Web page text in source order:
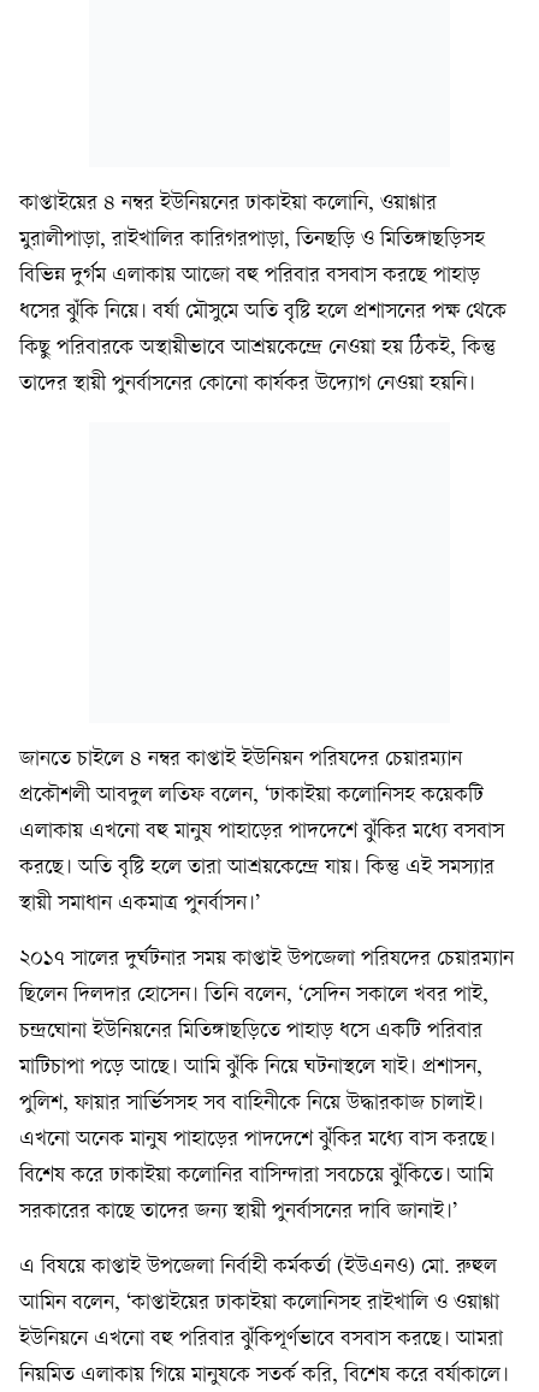
কাপ্তাইয়ের ৪ নম্বর ইউনিয়নের ঢাকাইয়া কলোনি, ওয়াগ্গার
মুরালীপাড়া, রাইখালির কারিগরপাড়া, তিনছড়ি ও মিতিঙ্গাছড়িসহ
বিভিন্ন দুর্গম এলাকায় আজো বহু পরিবার বসবাস করছে পাহাড়
ধসের ঝুঁকি নিয়ে। বর্ষা মৌসুমে অতি বৃষ্টি হলে প্রশাসনের পক্ষ থেকে
কিছু পরিবারকে অস্থায়ীভাবে আশ্রয়কেন্দ্রে নেওয়া হয় ঠিকই, কিন্তু
তাদের স্থায়ী পুনর্বাসনের কোনো কার্যকর উদ্যোগ নেওয়া হয়নি।
জানতে চাইলে ৪ নম্বর কাপ্তাই ইউনিয়ন পরিষদের চেয়ারম্যান
প্রকৌশলী আবদুল লতিফ বলেন, ‘ঢাকাইয়া কলোনিসহ কয়েকটি
এলাকায় এখনো বহু মানুষ পাহাড়ের পাদদেশে ঝুঁকির মধ্যে বসবাস
করছে। অতি বৃষ্টি হলে তারা আশ্রয়কেন্দ্রে যায়। কিন্তু এই সমস্যার
স্থায়ী সমাধান একমাত্র পুনর্বাসন।’
২০১৭ সালের দুর্ঘটনার সময় কাপ্তাই উপজেলা পরিষদের চেয়ারম্যান
ছিলেন দিলদার হোসেন। তিনি বলেন, ‘সেদিন সকালে খবর পাই,
চন্দ্রঘোনা ইউনিয়নের মিতিঙ্গাছড়িতে পাহাড় ধসে একটি পরিবার
মাটিচাপা পড়ে আছে। আমি ঝুঁকি নিয়ে ঘটনাস্থলে যাই। প্রশাসন,
পুলিশ, ফায়ার সার্ভিসসহ সব বাহিনীকে নিয়ে উদ্ধারকাজ চালাই।
এখনো অনেক মানুষ পাহাড়ের পাদদেশে ঝুঁকির মধ্যে বাস করছে।
বিশেষ করে ঢাকাইয়া কলোনির বাসিন্দারা সবচেয়ে ঝুঁকিতে। আমি
সরকারের কাছে তাদের জন্য স্থায়ী পুনর্বাসনের দাবি জানাই।’
এ বিষয়ে কাপ্তাই উপজেলা নির্বাহী কর্মকর্তা (ইউএনও) মো. রুহুল
আমিন বলেন, ‘কাপ্তাইয়ের ঢাকাইয়া কলোনিসহ রাইখালি ও ওয়াগ্গা
ইউনিয়নে এখনো বহু পরিবার ঝুঁকিপূর্ণভাবে বসবাস করছে। আমরা
নিয়মিত এলাকায় গিয়ে মানুষকে সতর্ক করি, বিশেষ করে বর্ষাকালে।